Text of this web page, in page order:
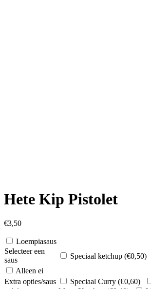
Hete Kip Pistolet
€3,50
Loempiasaus
Selecteer een
saus
Speciaal ketchup (€0,50)
Alleen ei
Extra opties/saus
Speciaal Curry (€0,60)